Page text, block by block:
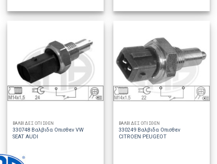
ΒΑΛΒΙΔΕΣ ΟΠΙΣΘΕΝ
330748 Βαλβιδα Οπισθεν VW
SEAT AUDI
ΒΑΛΒΙΔΕΣ ΟΠΙΣΘΕΝ
330249 Βαλβιδα Οπισθεν
CITROEN PEUGEOT